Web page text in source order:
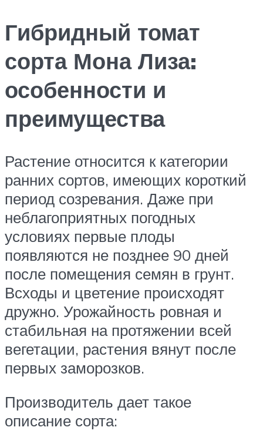
Гибридный томат
сорта Мона Лиза:
особенности и
преимущества
Растение относится к категории
ранних сортов, имеющих короткий
период созревания. Даже при
неблагоприятных погодных
условиях первые плоды
появляются не позднее 90 дней
после помещения семян в грунт.
Всходы и цветение происходят
дружно. Урожайность ровная и
стабильная на протяжении всей
вегетации, растения вянут после
первых заморозков.
Производитель дает такое
описание сорта: